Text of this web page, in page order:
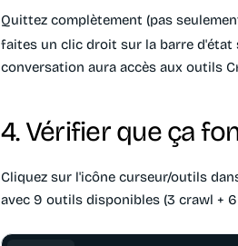
Quittez complètement (pas
faites un clic droit sur la barre d'état
conversation aura accès aux outils
4. Vérifier que ça
Cliquez sur l'icône curseur/outils
avec 9 outils disponibles (3 crawl +